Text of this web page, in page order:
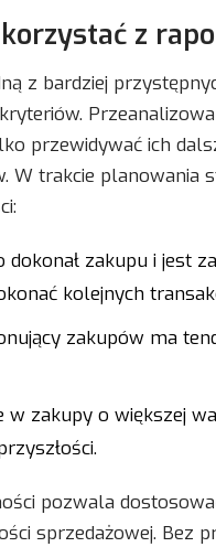
z
z bardziej
przewidywać ich
W trakcie planowania
dokonał zakupu i jest
kolejnych
zakupów ma
zakupy o większej
pozwala
sprzedażowej. Bez